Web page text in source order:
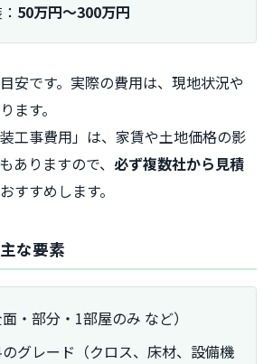
50万円～300万円
安です。実際の費用は、現地状況や
ます。
工事費用」は、家賃や土地価格の影
ありますので、 必ず複数社から見積
すすめします。
な要素
・部分・1部屋のみ など）
グレード（クロス、床材、設備機